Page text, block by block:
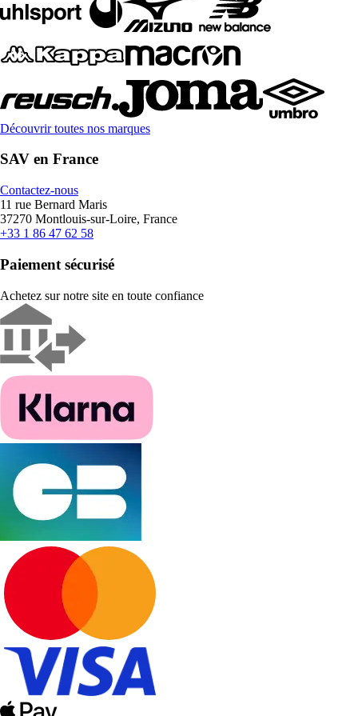
Découvrir toutes nos marques
SAV en France
Contactez-nous
11 rue Bernard Maris
37270 Montlouis-sur-Loire, France
+33 1 86 47 62 58
Paiement sécurisé
Achetez sur notre site en toute confiance